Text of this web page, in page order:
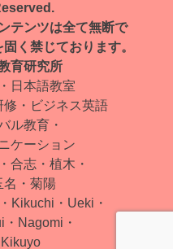
テンツは全て無断で
く禁じております。
育研究所
日本語教室
修・ビジネス英語
ル教育・
ケーション
合志・植木・
名・菊陽
Kikuchi・Ueki・
Nagomi・